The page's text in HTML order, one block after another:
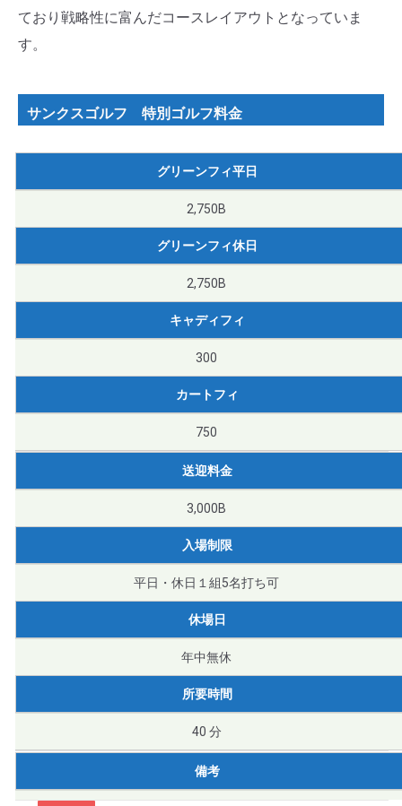
ており戦略性に富んだコースレイアウトとなっていま
す。
サンクスゴルフ 特別ゴルフ料金
グリーンフィ平日
2,750B
グリーンフィ休日
2,750B
キャディフィ
300
カートフィ
750
送迎料金
3,000B
入場制限
平日・休日１組5名打ち可
休場日
年中無休
所要時間
40 分
備考